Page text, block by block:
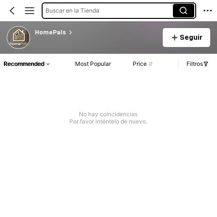
Buscar en la Tienda
HomePals
Seguir
Recommended Most Popular Price Filtros
No hay coincidencias
Por favor inténtelo de nuevo.